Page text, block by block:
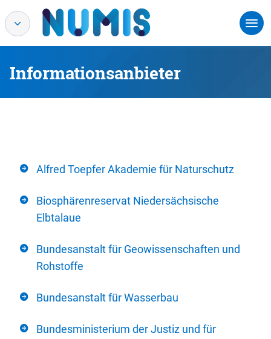
Informationsanbieter
Alfred Toepfer Akademie für Naturschutz
Biosphärenreservat Niedersächsische
Elbtalaue
Bundesanstalt für Geowissenschaften und
Rohstoffe
Bundesanstalt für Wasserbau
Bundesministerium der Justiz und für